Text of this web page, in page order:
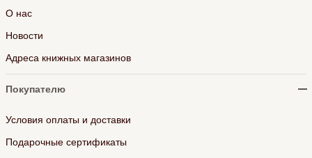
О нас
Новости
Адреса книжных магазинов
Покупателю
Условия оплаты и доставки
Подарочные сертификаты